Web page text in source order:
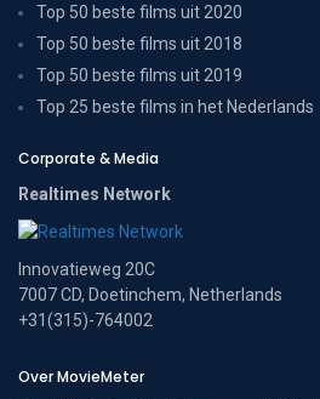
Top 50 beste films uit 2020
Top 50 beste films uit 2018
Top 50 beste films uit 2019
Top 25 beste films in het Nederlands
Corporate & Media
Realtimes Network
Innovatieweg 20C
7007 CD, Doetinchem, Netherlands
+31(315)-764002
Over MovieMeter